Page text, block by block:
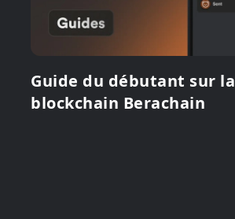
Guide du débutant sur la
blockchain Berachain